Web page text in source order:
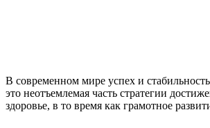
В современном мире успех и
это неотъемлемая часть стратегии
здоровье, в то время как грамотное